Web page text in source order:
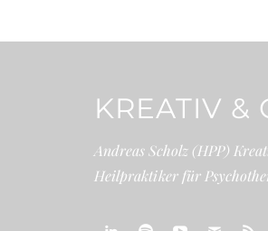
KREATIV &
Andreas Scholz (HPP)
Heilpraktiker für